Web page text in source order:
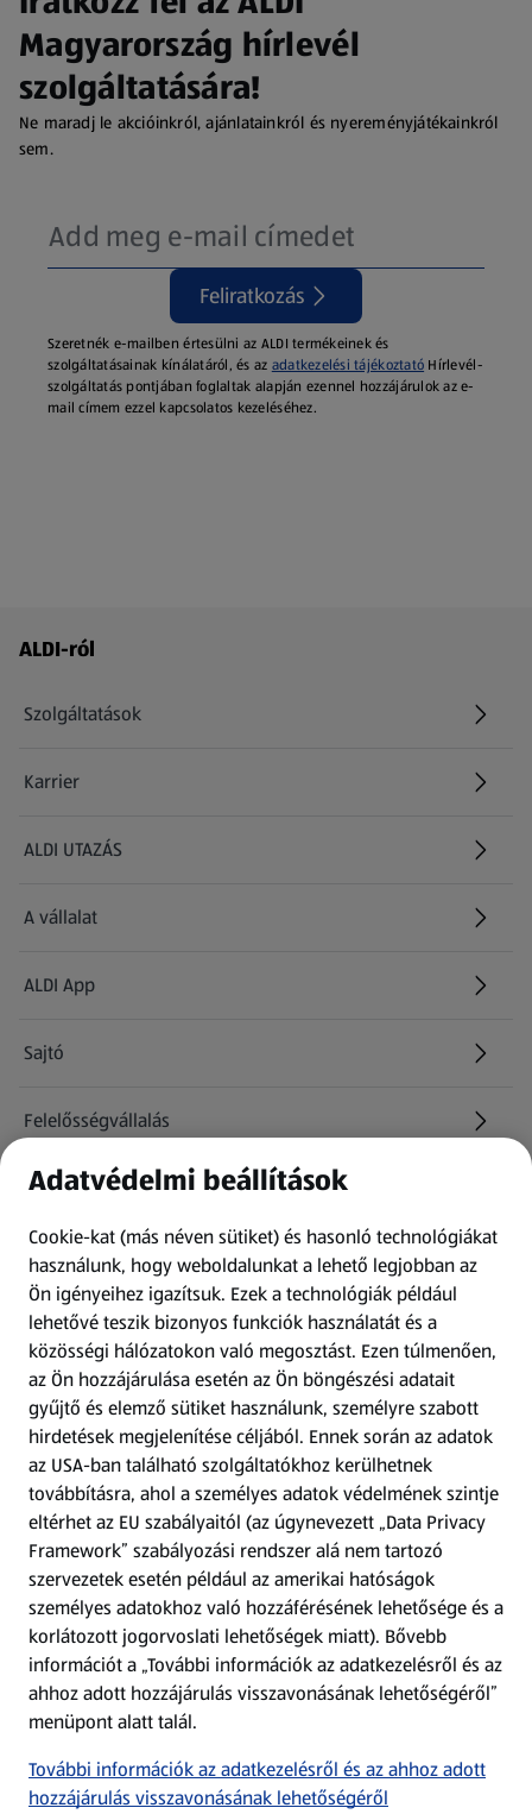
Magyarország hírlevél
szolgáltatására!
Ne maradj le akcióinkról, ajánlatainkról és nyereményjátékainkról
sem.
Feliratkozás
Szeretnék e-mailben értesülni az ALDI termékeinek és
szolgáltatásainak kínálatáról, és az adatkezelési tájékoztató Hírlevél-
szolgáltatás pontjában foglaltak alapján ezennel hozzájárulok az e-
mail címem ezzel kapcsolatos kezeléséhez.
Láblécmenü - további linkek
ALDI-ról
Szolgáltatások
Karrier
(új oldalon nyílik meg)
ALDI UTAZÁS
(új oldalon nyílik meg)
A vállalat
ALDI App
Sajtó
Felelősségvállalás
Információk
Kérdőív
Fizetési lehetőségek
ALDI utalványok
Árcsökkentés
Adattörlő alkalmazás
Szervizpont
(új oldalon nyílik meg)
Fedezz fel minket az interneten!
Töltsd le az ALDI Magyarország applikációt!
Adatvédelmi beállítások
Cookie-kat (más néven sütiket) és hasonló technológiákat
használunk, hogy weboldalunkat a lehető legjobban az
Ön igényeihez igazítsuk. Ezek a technológiák például
lehetővé teszik bizonyos funkciók használatát és a
közösségi hálózatokon való megosztást. Ezen túlmenően,
az Ön hozzájárulása esetén az Ön böngészési adatait
gyűjtő és elemző sütiket használunk, személyre szabott
hirdetések megjelenítése céljából. Ennek során az adatok
az USA-ban található szolgáltatókhoz kerülhetnek
továbbításra, ahol a személyes adatok védelmének szintje
eltérhet az EU szabályaitól (az úgynevezett „Data Privacy
Framework” szabályozási rendszer alá nem tartozó
szervezetek esetén például az amerikai hatóságok
személyes adatokhoz való hozzáférésének lehetősége és a
korlátozott jogorvoslati lehetőségek miatt). Bővebb
információt a „További információk az adatkezelésről és az
ahhoz adott hozzájárulás visszavonásának lehetőségéről”
menüpont alatt talál.
További információk az adatkezelésről és az ahhoz adott
hozzájárulás visszavonásának lehetőségéről